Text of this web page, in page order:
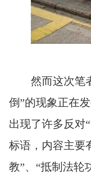
然而这次笔者
倒”的现象正在
出现了许多反对
标语，内容主要
教”、“抵制法轮